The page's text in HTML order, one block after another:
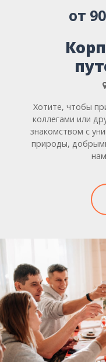
от
Хотите, чтобы
коллегами или
знакомством с
природы,